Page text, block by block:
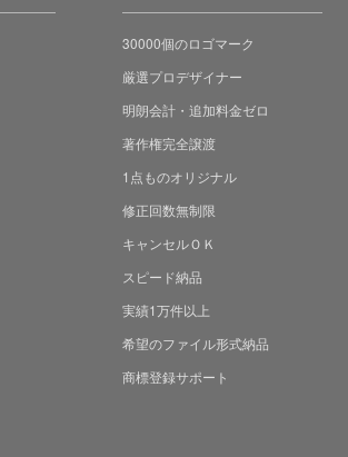
30000個のロゴマーク
厳選プロデザイナー
明朗会計・追加料金ゼロ
著作権完全譲渡
1点ものオリジナル
修正回数無制限
キャンセルＯＫ
スピード納品
実績1万件以上
希望のファイル形式納品
商標登録サポート